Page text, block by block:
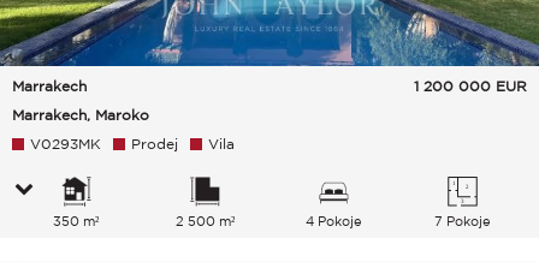
Marrakech
Marrakech, Maroko
1 200 000 EUR
V0293MK Prodej Vila
350 m² 2 500 m² 4 Pokoje 7 Pokoje